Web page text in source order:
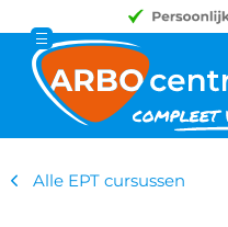
Alle EPT cursussen